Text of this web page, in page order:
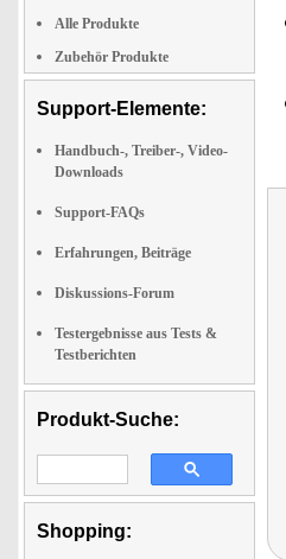
Alle Produkte
Zubehör Produkte
Support-Elemente:
Handbuch-, Treiber-, Video-
Downloads
Support-FAQs
Erfahrungen, Beiträge
Diskussions-Forum
Testergebnisse aus Tests &
Testberichten
Produkt-Suche:
Shopping: